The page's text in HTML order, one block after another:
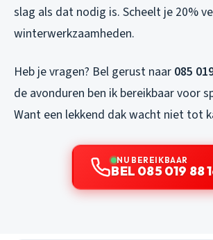
slag als dat nodig is. Scheelt je 20%
winterwerkzaamheden.
Heb je vragen? Bel gerust naar 085
de avonduren ben ik bereikbaar voor
Want een lekkend dak wacht niet tot
NU BEREIKBAAR
BEL 085 019 88